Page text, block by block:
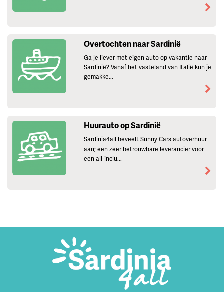
Overtochten naar Sardinië
Ga je liever met eigen auto op vakantie naar
Sardinië? Vanaf het vasteland van Italië kun je
gemakke...
Huurauto op Sardinië
Sardinia4all beveelt Sunny Cars autoverhuur
aan; een zeer betrouwbare leverancier voor
een all-inclu...